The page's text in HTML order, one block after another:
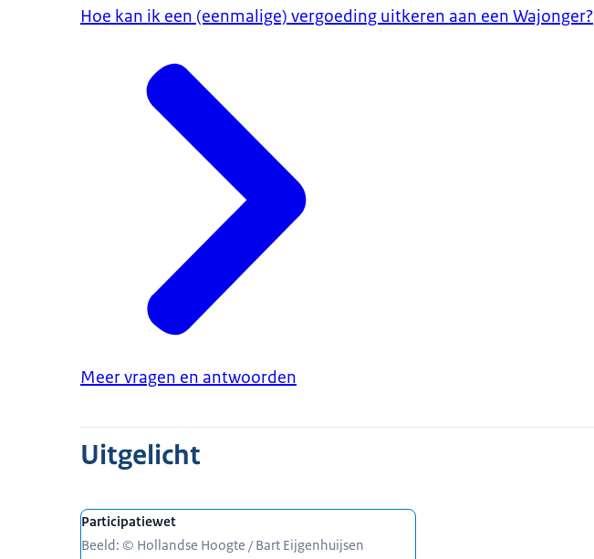
Hoe kan ik een (eenmalige) vergoeding uitkeren aan een Wajonger?
Meer vragen en antwoorden
Uitgelicht
Participatiewet
Beeld: © Hollandse Hoogte / Bart Eijgenhuijsen